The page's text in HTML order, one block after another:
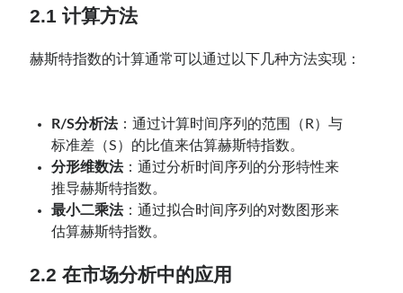
2.1 计算方法
赫斯特指数的计算通常可以通过以下几种方法实现：
R/S分析法：通过计算时间序列的范围（R）与
标准差（S）的比值来估算赫斯特指数。
分形维数法：通过分析时间序列的分形特性来
推导赫斯特指数。
最小二乘法：通过拟合时间序列的对数图形来
估算赫斯特指数。
2.2 在市场分析中的应用